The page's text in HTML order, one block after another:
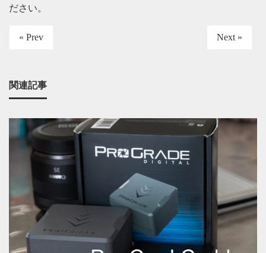
ださい。
« Prev Next »
関連記事